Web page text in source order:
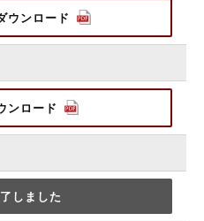
ウンロード
ンロード
しました